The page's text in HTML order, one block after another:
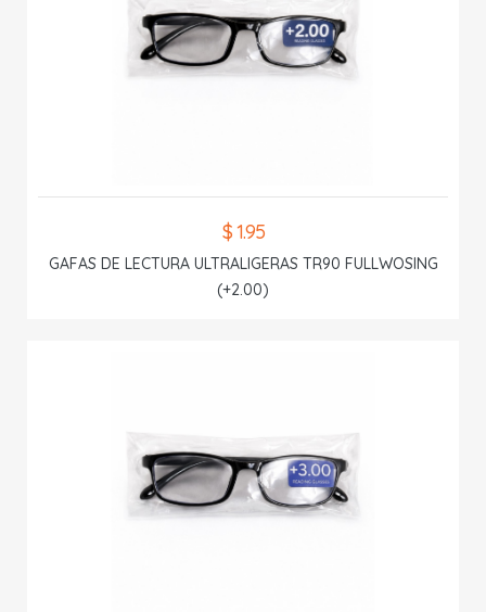
$ 1.95
GAFAS DE LECTURA ULTRALIGERAS TR90 FULLWOSING
(+2.00)